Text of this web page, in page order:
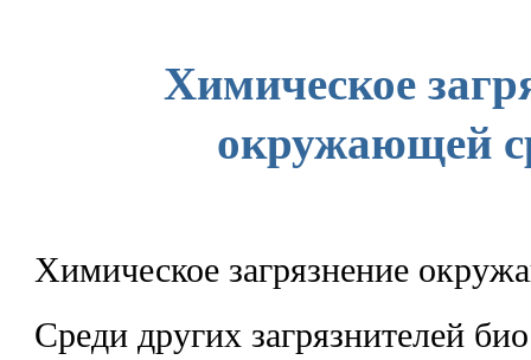
Химическое
окружающей
Химическое загрязнение
Среди других загрязнителей